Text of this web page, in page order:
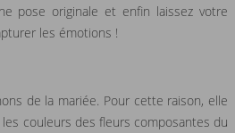
pose originale et enfin laissez votre
les émotions !
de la mariée. Pour cette raison, elle
couleurs des fleurs composantes du